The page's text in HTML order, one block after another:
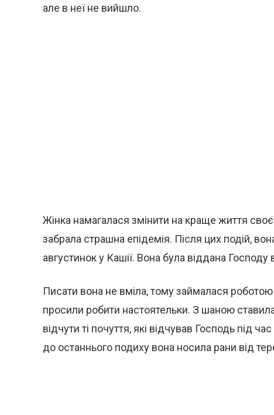
але в неї не вийшло.
Жінка намагалася змінити на краще життя
забрала страшна епідемія. Після цих подій,
августинок у Кашії. Вона була віддана
Писати вона не вміла, тому займалася
просили робити настоятельки. З шаною
відчути ті почуття, які відчував Господь під
до останнього подиху вона носила рани від